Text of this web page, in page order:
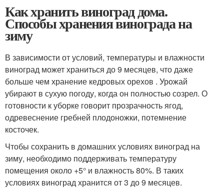
Как хранить виноград дома.
Способы хранения винограда на
зиму
В зависимости от условий, температуры и влажности
виноград может храниться до 9 месяцев, что даже
больше чем хранение кедровых орехов . Урожай
убирают в сухую погоду, когда он полностью созрел. О
готовности к уборке говорит прозрачность ягод,
одревеснение гребней плодоножки, потемнение
косточек.
Чтобы сохранить в домашних условиях виноград на
зиму, необходимо поддерживать температуру
помещения около +5° и влажность 80%. В таких
условиях виноград хранится от 3 до 9 месяцев.